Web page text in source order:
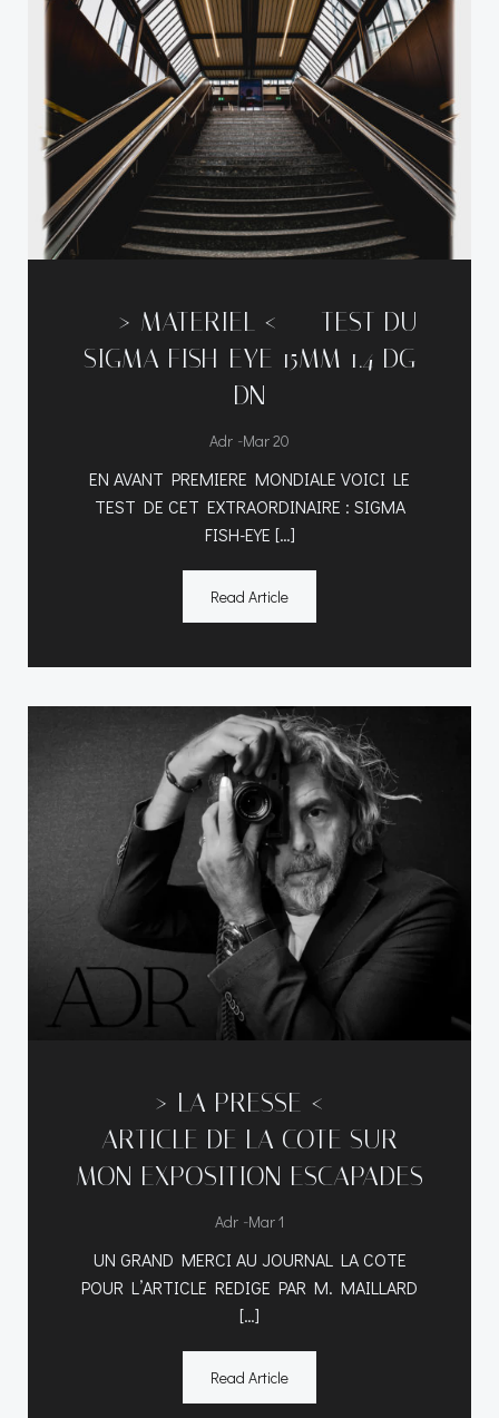
—–> MATERIEL <—– TEST DU
SIGMA FISH-EYE 15MM 1.4 DG
DN
Adr -Mar 20
EN AVANT PREMIERE MONDIALE VOICI LE
TEST DE CET EXTRAORDINAIRE : SIGMA
FISH-EYE […]
Read Article
—–> LA PRESSE <-----
ARTICLE DE LA COTE SUR
MON EXPOSITION ESCAPADES
Adr -Mar 1
UN GRAND MERCI AU JOURNAL LA COTE
POUR L’ARTICLE REDIGE PAR M. MAILLARD
[…]
Read Article